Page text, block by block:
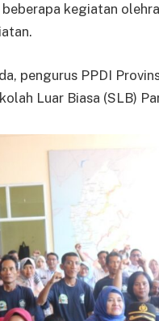
kegiatan
pengurus PPDI
Luar Biasa (SLB)